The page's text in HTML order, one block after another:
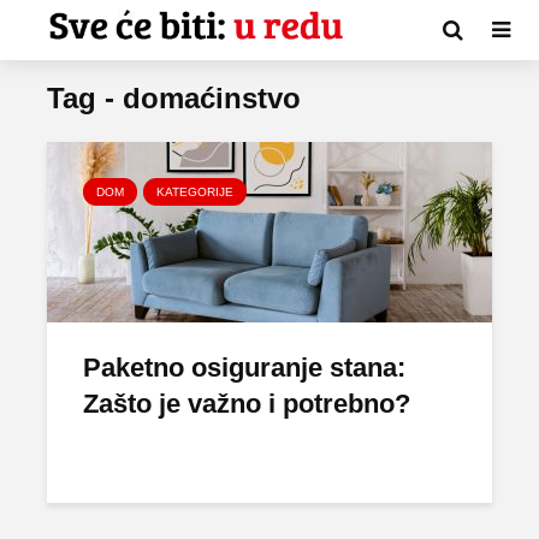
Tag - domaćinstvo
DOM KATEGORIJE
Paketno osiguranje stana:
Zašto je važno i potrebno?